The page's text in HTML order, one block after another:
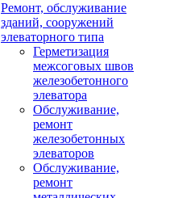
Ремонт, обслуживание
зданий, сооружений
элеваторного типа
Герметизация
межсоговых швов
железобетонного
элеватора
Обслуживание,
ремонт
железобетонных
элеваторов
Обслуживание,
ремонт